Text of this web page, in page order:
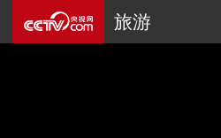
旅游